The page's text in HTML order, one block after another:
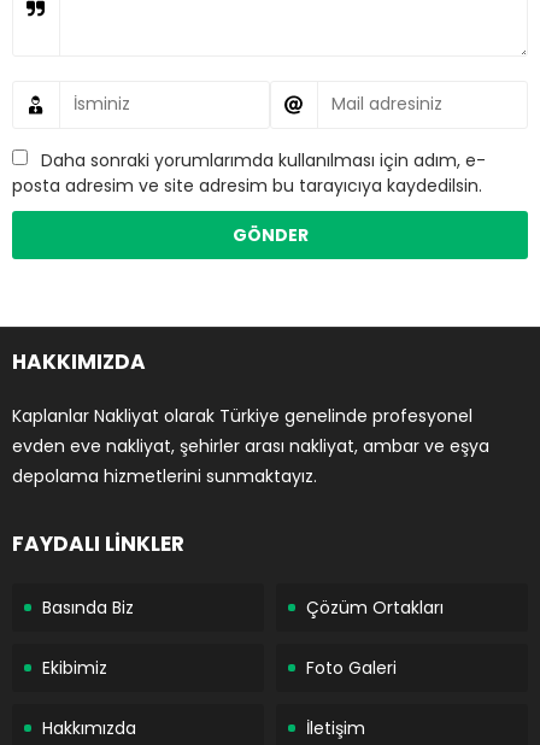
Daha sonraki yorumlarımda kullanılması için adım, e-
posta adresim ve site adresim bu tarayıcıya kaydedilsin.
HAKKIMIZDA
Kaplanlar Nakliyat olarak Türkiye genelinde profesyonel
evden eve nakliyat, şehirler arası nakliyat, ambar ve eşya
depolama hizmetlerini sunmaktayız.
FAYDALI LİNKLER
Basında Biz Çözüm Ortakları
Ekibimiz Foto Galeri
Hakkımızda İletişim